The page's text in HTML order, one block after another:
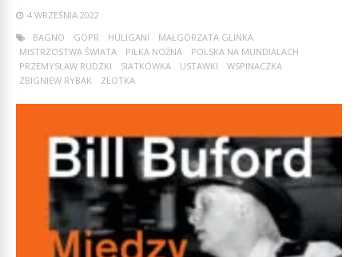
4 WRZEŚNIA 2022
BAGNO
GOPR HULIGANI
MAŁGORZATA GLINKA
MISTRZOSTWA ŚWIATA
PIŁKA NOŻNA
POLSKA NA MUNDIALACH
PRZEMYSŁAW RUDZKI
SIATKÓWKA USTAWKI
WSPINACZKA
ZBIGNIEW RYBAK
ZŁOTKA